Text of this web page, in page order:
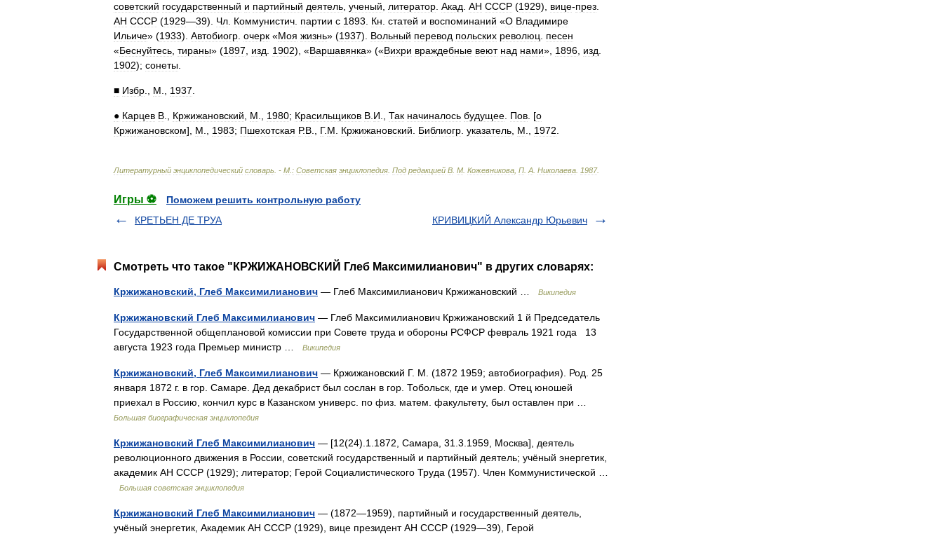
советский государственный и партийный деятель ученый литератор Акад АН СССР (1929), вице-през
АН СССР (1929—39). Чл Коммунистич партии с 1893 Кн статей и воспоминаний «О Владимире
Ильиче» (1933). Автобиогр очерк «Моя жизнь» (1937). Вольный перевод польских революц
песен
«Беснуйтесь тираны» (1897 изд 1902), «Варшавянка» («Вихри враждебные веют над нами», 1896 изд
1902); сонеты
■ Избр М 1937
● Карцев В Кржижановский М 1980; Красильщиков В И Так начиналось будущее Пов . [о
Кржижановском], М 1983; Пшехотская Р.В Г.М Кржижановский Библиогр указатель М 1972
Литературный энциклопедический словарь . - М : Советская энциклопедия Под редакцией В М Кожевникова П А Николаева 1987.
Игры ⚽
Поможем решить контрольную работу
КРЕТЬЕН ДЕ ТРУА
КРИВИЦКИЙ Александр Юрьевич
Смотреть что такое "КРЖИЖАНОВСКИЙ Глеб Максимилианович" в других словарях:
Кржижановский, Глеб Максимилианович — Глеб Максимилианович Кржижановский … Википедия
Кржижановский Глеб Максимилианович — Глеб Максимилианович Кржижановский 1 й Председатель
Государственной общеплановой комиссии при Совете труда и обороны РСФСР февраль 1921 года 13
августа 1923 года Премьер министр …
Википедия
Кржижановский, Глеб Максимилианович — Кржижановский Г. М. (1872 1959; автобиография). Род. 25
января 1872 г. в гор. Самаре. Дед декабрист был сослан в гор. Тобольск, где и умер. Отец юношей
приехал в Россию, кончил курс в Казанском универс. по физ. матем. факультету, был оставлен при …
Большая биографическая энциклопедия
Кржижановский Глеб Максимилианович — [12(24).1.1872, Самара, 31.3.1959, Москва], деятель
революционного движения в России, советский государственный и партийный деятель; учёный энергетик,
академик АН СССР (1929); литератор; Герой Социалистического Труда (1957). Член Коммунистической …
Большая советская энциклопедия
Кржижановский Глеб Максимилианович — (1872—1959), партийный и государственный деятель,
учёный энергетик, Академик АН СССР (1929), вице президент АН СССР (1929—39), Герой